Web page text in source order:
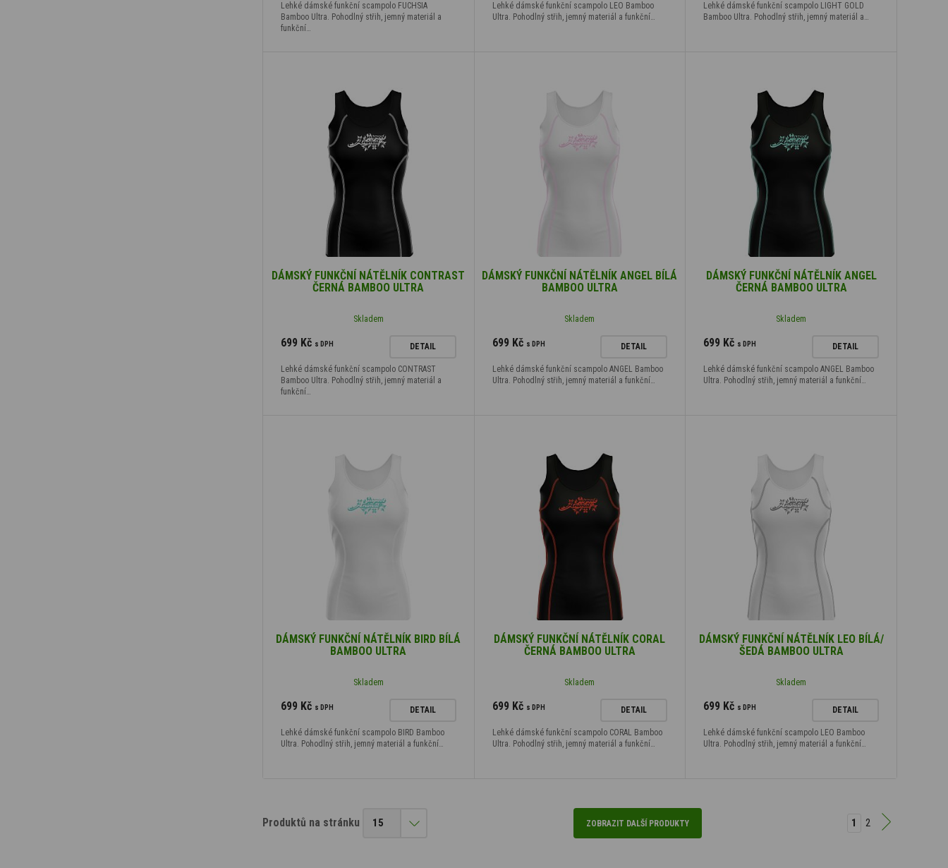
Lehké dámské funkční scampolo FUCHSIA
Bamboo Ultra. Pohodlný střih, jemný materiál a
funkční…
Lehké dámské funkční scampolo LEO Bamboo
Ultra. Pohodlný střih, jemný materiál a funkční…
Lehké dámské funkční scampolo LIGHT GOLD
Bamboo Ultra. Pohodlný střih, jemný materiál a…
DÁMSKÝ FUNKČNÍ NÁTĚLNÍK CONTRAST
ČERNÁ BAMBOO ULTRA
Skladem
699 Kč s DPH DETAIL
Lehké dámské funkční scampolo CONTRAST
Bamboo Ultra. Pohodlný střih, jemný materiál a
funkční…
DÁMSKÝ FUNKČNÍ NÁTĚLNÍK ANGEL BÍLÁ
BAMBOO ULTRA
Skladem
699 Kč s DPH DETAIL
Lehké dámské funkční scampolo ANGEL Bamboo
Ultra. Pohodlný střih, jemný materiál a funkční…
DÁMSKÝ FUNKČNÍ NÁTĚLNÍK ANGEL
ČERNÁ BAMBOO ULTRA
Skladem
699 Kč s DPH DETAIL
Lehké dámské funkční scampolo ANGEL Bamboo
Ultra. Pohodlný střih, jemný materiál a funkční…
DÁMSKÝ FUNKČNÍ NÁTĚLNÍK BIRD BÍLÁ
BAMBOO ULTRA
Skladem
699 Kč s DPH DETAIL
Lehké dámské funkční scampolo BIRD Bamboo
Ultra. Pohodlný střih, jemný materiál a funkční…
DÁMSKÝ FUNKČNÍ NÁTĚLNÍK CORAL
ČERNÁ BAMBOO ULTRA
Skladem
699 Kč s DPH DETAIL
Lehké dámské funkční scampolo CORAL Bamboo
Ultra. Pohodlný střih, jemný materiál a funkční…
DÁMSKÝ FUNKČNÍ NÁTĚLNÍK LEO BÍLÁ/
ŠEDÁ BAMBOO ULTRA
Skladem
699 Kč s DPH DETAIL
Lehké dámské funkční scampolo LEO Bamboo
Ultra. Pohodlný střih, jemný materiál a funkční…
Produktů na stránku ZOBRAZIT DALŠÍ PRODUKTY 1 2